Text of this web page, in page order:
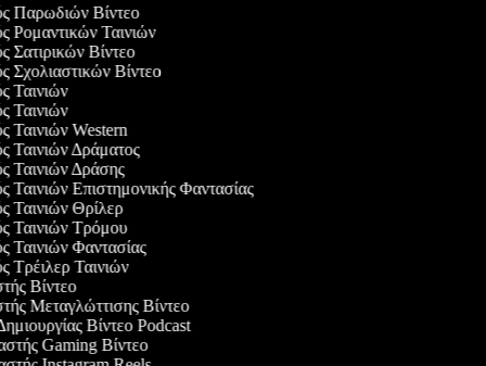
Παρωδιών Βίντεο
Ρομαντικών Ταινιών
Σατιρικών Βίντεο
Σχολιαστικών Βίντεο
Ταινιών
Ταινιών
Ταινιών Western
Ταινιών Δράματος
Ταινιών Δράσης
Ταινιών Επιστημονικής Φαντασίας
Ταινιών Θρίλερ
Ταινιών Τρόμου
Ταινιών Φαντασίας
Τρέιλερ Ταινιών
Βίντεο
Μεταγλώττισης Βίντεο
Βίντεο Podcast
Gaming Βίντεο